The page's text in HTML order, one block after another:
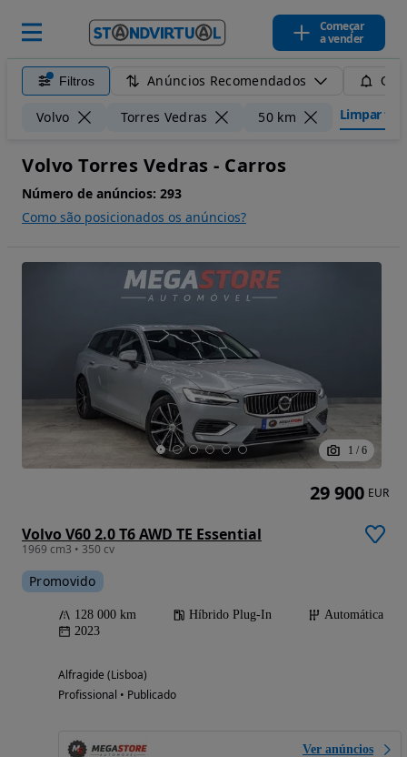
Começar
a vender
Filtros Anúncios Recomendados
Volvo Torres Vedras 50 km Limpar
Volvo Torres Vedras - Carros
Número de anúncios: 293
Como são posicionados os anúncios?
1 / 6
Volvo V60 2.0 T6 AWD TE Essential
1969 cm3 • 350 cv
Promovido
128 000 km Híbrido Plug-In
Automática
2023
Alfragide (Lisboa)
Profissional • Publicado
Ver anúncios
29 900 EUR